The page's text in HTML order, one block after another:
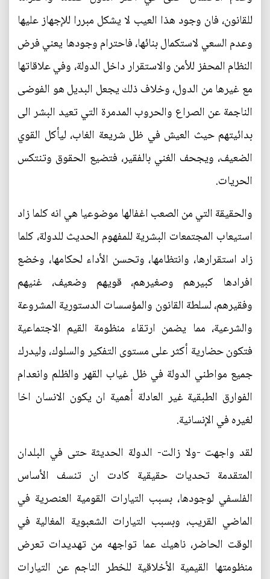
للقانون، فان وجود هذا العيب لا يشكل مبررا للإجهاز عليها
وعدم السعي لاستكمال بنائها، فاحترام وجودها يعني فرض
النظام المحفز للأمن والاستقرار داخل الدولة، وفي علاقاتها
مع غيرها من الدول، وخلاف ذلك يجعل البديل هو الفوضى
الناجمة عن الصراع والحروب المدمرة التي تعيد البشر الى
بدائيتهم حيث العيش في ظل شريعة الغاب، ليأكل القوي
الضعيف، ويجحف الغني بالفقير، فتضيع الحقوق وتنتكس
الحريات.
والحقيقة التي من الصعب اغفالها موضوعيا هي انه كلما زاد
استيعاب المجتمعات البشرية للمفهوم الحديث للدولة، كلما
زاد استقرارها، وانتظامها، وتحسن الأداء لحكامها، وخضع
افرادها كبيرهم وصغيرهم، قويهم وضعيف، غنيهم
وفقيرهم، لسلطة القانون والمؤسسات الدستورية المشروعة
والشرعية، مما يضمن ارتقاء منظومة القيم الاجتماعية
فتكون حضارية أكثر على مستوى التفكير والسلوك، وليدرك
جميع مواطني الدولة في ظل غياب القهر والظلم وانعدام
الفوارق الطبقية غير العادلة أهمية ان يكون الانسان اخا
لغيره في الإنسانية.
لقد واجهت -ولا زالت- الدولة الحديثة حتى في البلدان
المتقدمة تحديات حقيقية كادت ان تنسف الأساس
الفلسفي لوجودها، بسبب التيارات القومية العنصرية في
الماضي القريب، وبسبب التيارات الشعبوية المغالية في
الوقت الحاضر، ناهيك عما تواجهه من تهديدات تعرض
منظومتها القيمية الأخلاقية للخطر الناجم عن التيارات